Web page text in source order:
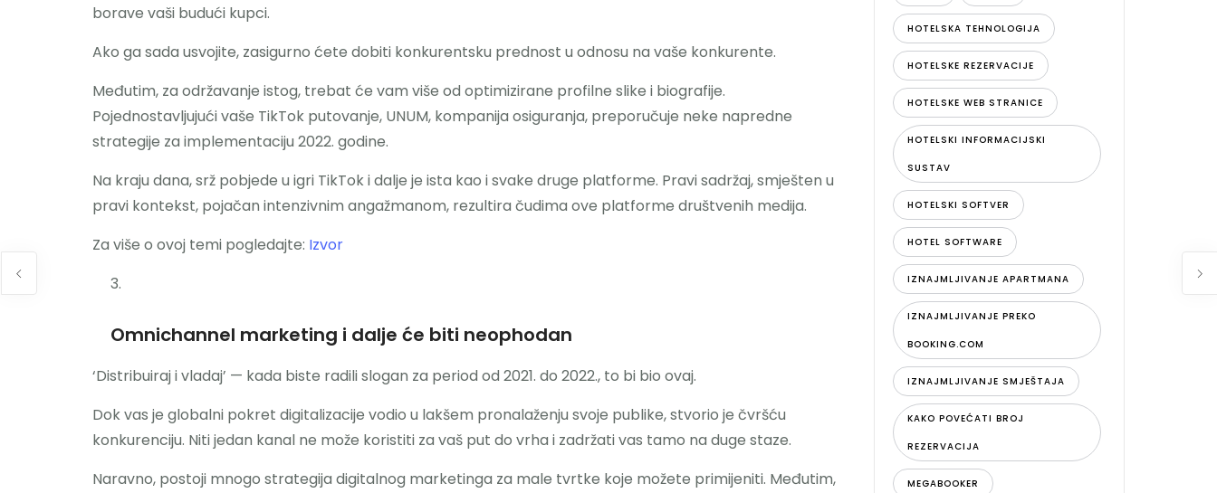
borave vaši budući kupci.
Ako ga sada usvojite, zasigurno ćete dobiti konkurentsku prednost u odnosu na vaše konkurente.
Međutim, za održavanje istog, trebat će vam više od optimizirane profilne slike i biografije.
Pojednostavljujući vaše TikTok putovanje, UNUM, kompanija osiguranja, preporučuje neke napredne
strategije za implementaciju 2022. godine.
Na kraju dana, srž pobjede u igri TikTok i dalje je ista kao i svake druge platforme. Pravi sadržaj, smješten u
pravi kontekst, pojačan intenzivnim angažmanom, rezultira čudima ove platforme društvenih medija.
Za više o ovoj temi pogledajte: Izvor
Omnichannel marketing i dalje će biti neophodan
‘Distribuiraj i vladaj’ — kada biste radili slogan za period od 2021. do 2022., to bi bio ovaj.
Dok vas je globalni pokret digitalizacije vodio u lakšem pronalaženju svoje publike, stvorio je čvršću
konkurenciju. Niti jedan kanal ne može koristiti za vaš put do vrha i zadržati vas tamo na duge staze.
Naravno, postoji mnogo strategija digitalnog marketinga za male tvrtke koje možete primijeniti. Međutim,
HOTELSKA TEHNOLOGIJA
HOTELSKE REZERVACIJE
HOTELSKE WEB STRANICE
HOTELSKI INFORMACIJSKI
SUSTAV
HOTELSKI SOFTVER
HOTEL SOFTWARE
IZNAJMLJIVANJE APARTMANA
IZNAJMLJIVANJE PREKO
BOOKING.COM
IZNAJMLJIVANJE SMJEŠTAJA
KAKO POVEĆATI BROJ
REZERVACIJA
MEGABOOKER